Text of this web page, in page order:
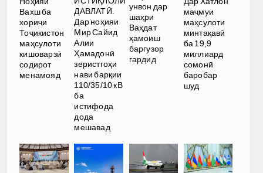
Вахш ба
хориҷи
Тоҷикистон
маҳсулоти
кишоварзӣ
содирот
менамояд
ДАВЛАТӢ.
Дар ноҳияи
Мир Сайид
Алии
Ҳамадонӣ
зеристгоҳи
нави барқии
110/35/10 кВ
ба
истифода
дода
мешавад
унвон дар
шаҳри
Ваҳдат
ҳамоиш
баргузор
гардид
маҷмуи
маҳсулоти
минтақавӣ
ба 19,9
миллиард
сомонӣ
баробар
шуд